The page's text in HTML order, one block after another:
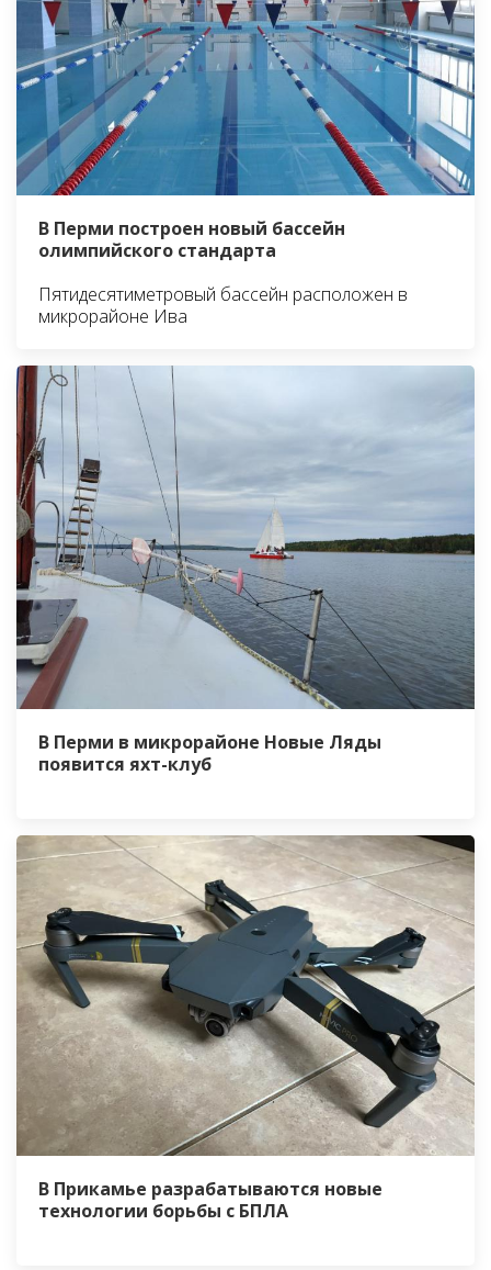
В Перми построен новый бассейн
олимпийского стандарта
Пятидесятиметровый бассейн расположен в
микрорайоне Ива
В Перми в микрорайоне Новые Ляды
появится яхт-клуб
В Прикамье разрабатываются новые
технологии борьбы с БПЛА